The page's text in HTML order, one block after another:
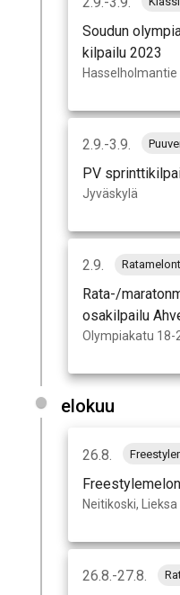
Soudun
kilpailu 2023
2.9.-3.9.
PV
Jyväskylä
2.9.
Rata-/
osakilpailu
Olympiakatu 18-
elokuu
26.8.
Neitikoski, Lieksa
26.8.-27.8.